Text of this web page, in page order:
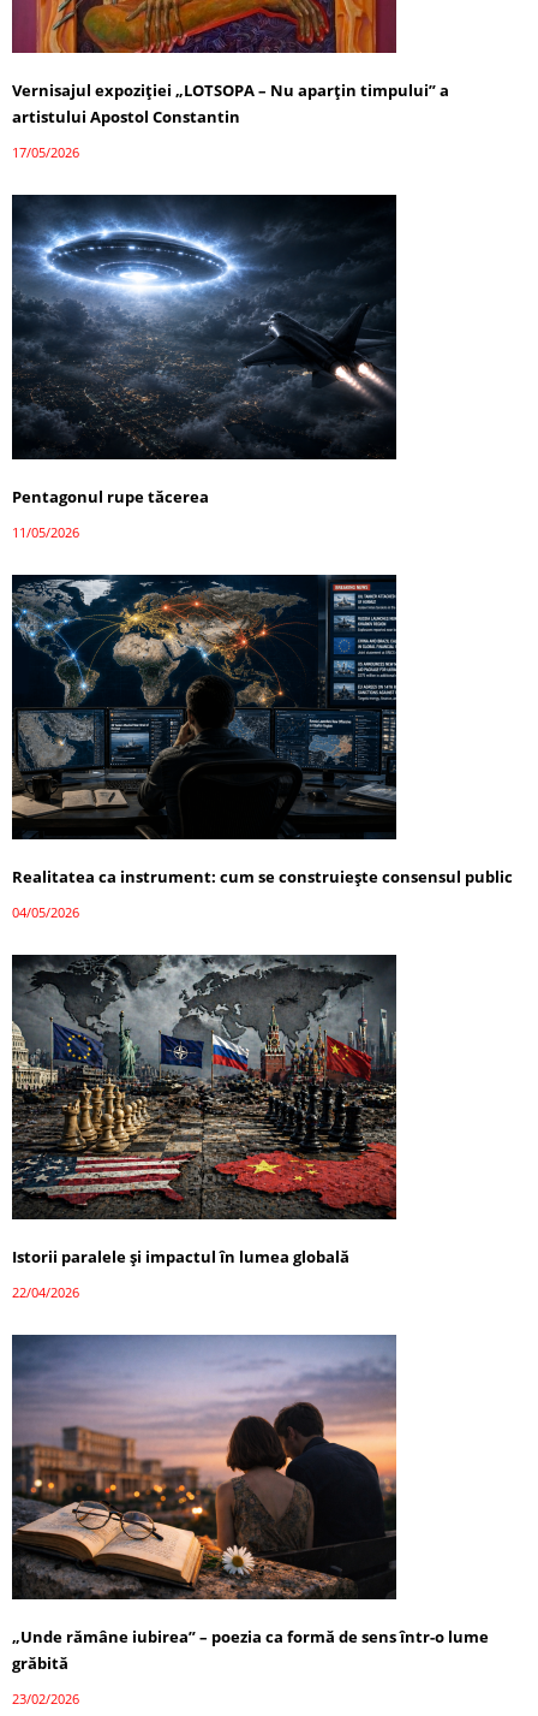
Vernisajul expoziției „LOTSOPA – Nu aparțin timpului” a
artistului Apostol Constantin
17/05/2026
Pentagonul rupe tăcerea
11/05/2026
Realitatea ca instrument: cum se construiește consensul public
04/05/2026
Istorii paralele și impactul în lumea globală
22/04/2026
„Unde rămâne iubirea” – poezia ca formă de sens într-o lume
grăbită
23/02/2026